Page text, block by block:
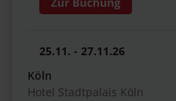
25.11. - 27.11.26
Köln
Hotel Stadtpalais Köln